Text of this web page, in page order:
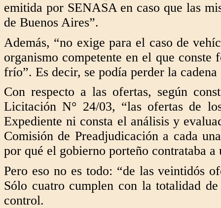
emitida por SENASA en caso que las
de Buenos Aires”.
Además, “no exige para el caso de
organismo competente en el que conste
frío”. Es decir, se podía perder la
Con respecto a las ofertas, según
Licitación N° 24/03, “las ofertas de
Expediente ni consta el análisis y
Comisión de Preadjudicación a cada
por qué el gobierno porteño contrataba
Pero eso no es todo: “de las veintidós
Sólo cuatro cumplen con la totalidad
control.